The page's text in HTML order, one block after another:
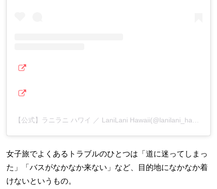
【公式】ラニラニ ハワイ ／ LaniLani Hawaii(@lanilani_hawaii)がシェアした投稿
女子旅でよくあるトラブルのひとつは「道に迷ってしまっ
た」「バスがなかなか来ない」など、目的地になかなか着
けないというもの。